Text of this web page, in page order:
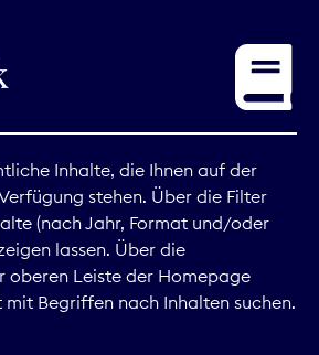
Digitales
Kommunikation
Marktdaten
Inhalte, die Ihnen auf der
stehen. Über die Filter
(nach Jahr, Format und/oder
lassen. Über die
oberen Leiste der Homepage
mit Begriffen nach Inhalten suchen.